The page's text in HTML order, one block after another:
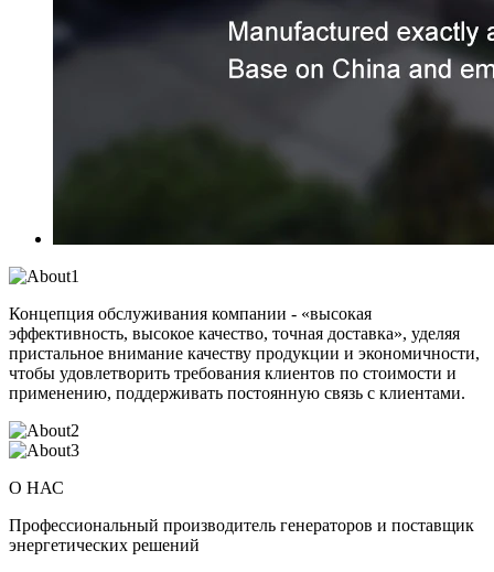
Концепция обслуживания компании - «высокая
эффективность, высокое качество, точная доставка», уделяя
пристальное внимание качеству продукции и экономичности,
чтобы удовлетворить требования клиентов по стоимости и
применению, поддерживать постоянную связь с клиентами.
О НАС
Профессиональный производитель генераторов и поставщик
энергетических решений